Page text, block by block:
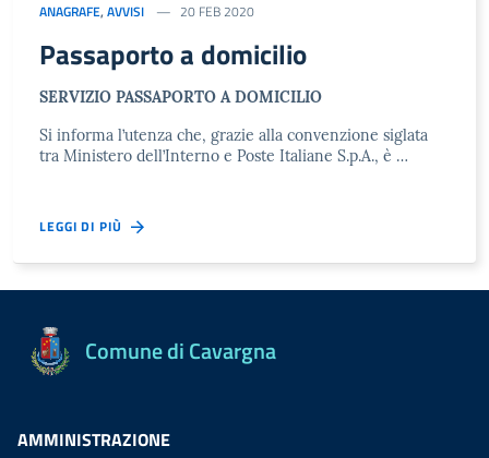
ANAGRAFE, AVVISI 20 FEB 2020
Passaporto a domicilio
SERVIZIO PASSAPORTO A DOMICILIO
Si informa l’utenza che, grazie alla convenzione siglata
tra Ministero dell’Interno e Poste Italiane S.p.A., è …
LEGGI DI PIÙ
Comune di Cavargna
AMMINISTRAZIONE